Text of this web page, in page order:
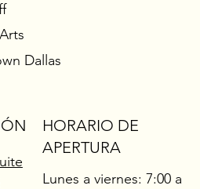
Dallas
HORARIO DE
APERTURA
Lunes a viernes: 7:00 a